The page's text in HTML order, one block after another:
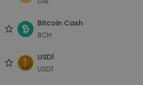
Bitcoin Cash
BCH
USD1
USD1